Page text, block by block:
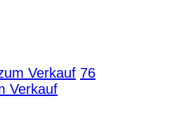
Verkauf 76
Verkauf